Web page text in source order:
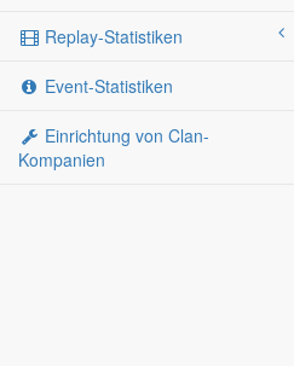
Replay-Statistiken
Event-Statistiken
Einrichtung von Clan-
Kompanien